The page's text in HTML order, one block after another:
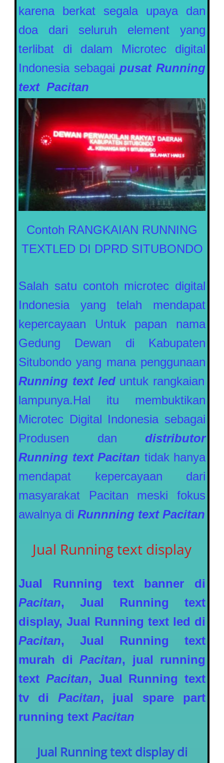
karena berkat segala upaya dan
doa dari seluruh element yang
terlibat di dalam Microtec digital
Indonesia sebagai pusat Running
text Pacitan
Contoh RANGKAIAN RUNNING
TEXTLED DI DPRD SITUBONDO
Salah satu contoh microtec digital
Indonesia yang telah mendapat
kepercayaan Untuk papan nama
Gedung Dewan di Kabupaten
Situbondo yang mana penggunaan
Running text led untuk rangkaian
lampunya.Hal itu membuktikan
Microtec Digital Indonesia sebagai
Produsen dan distributor
Running text Pacitan tidak hanya
mendapat kepercayaan dari
masyarakat Pacitan meski fokus
awalnya di Runnning text Pacitan
Jual Running text display
Jual Running text banner di
Pacitan, Jual Running text
display, Jual Running text led di
Pacitan, Jual Running text
murah di Pacitan, jual running
text Pacitan, Jual Running text
tv di Pacitan, jual spare part
running text Pacitan
Jual Running text display di